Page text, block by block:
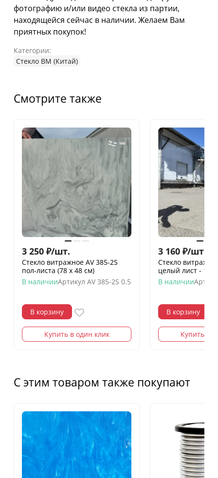
фотографию и/или видео стекла из партии,
находящейся сейчас в наличии. Желаем Вам
приятных покупок!
Категории:
Стекло ВМ (Китай)
Смотрите также
3 250 ₽/шт.
Стекло витражное AV 385-2S
пол-листа (78 х 48 см)
В наличииАртикул AV 385-2S 0.5
В корзину
Купить в один клик
3 160 ₽/шт.
Стекло
целый лист - 100
В наличии
В корзину
Купить в
С этим товаром также покупают